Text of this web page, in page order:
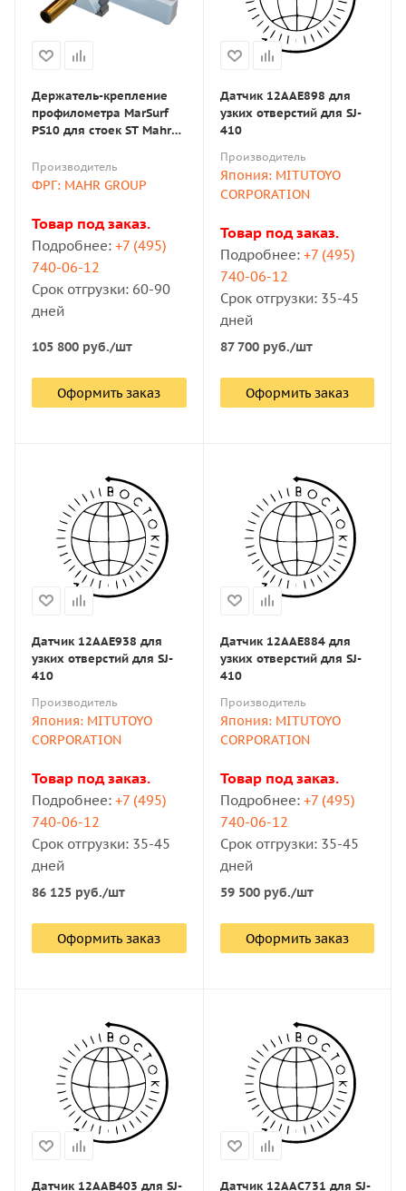
Держатель-крепление
профилометра MarSurf
PS10 для стоек ST Mahr
Производитель
ФРГ: MAHR GROUP
Товар под заказ.
Подробнее: +7 (495)
740-06-12
Срок отгрузки: 60-90
дней
105 800 руб./шт
Оформить заказ
Датчик 12AAE898 для
узких отверстий для SJ-
410
Производитель
Япония: MITUTOYO
CORPORATION
Товар под заказ.
Подробнее: +7 (495)
740-06-12
Срок отгрузки: 35-45
дней
87 700руб./шт
Оформить заказ
Датчик 12AAE938 для
узких отверстий для SJ-
410
Производитель
Япония: MITUTOYO
CORPORATION
Товар под заказ.
Подробнее: +7 (495)
740-06-12
Срок отгрузки: 35-45
дней
86 125 руб./шт
Оформить заказ
Датчик 12AAE884 для
узких отверстий для SJ-
410
Производитель
Япония: MITUTOYO
CORPORATION
Товар под заказ.
Подробнее: +7 (495)
740-06-12
Срок отгрузки: 35-45
дней
59 500руб./шт
Оформить заказ
Датчик 12AAB403 для SJ- Датчик 12AAC731 для SJ-